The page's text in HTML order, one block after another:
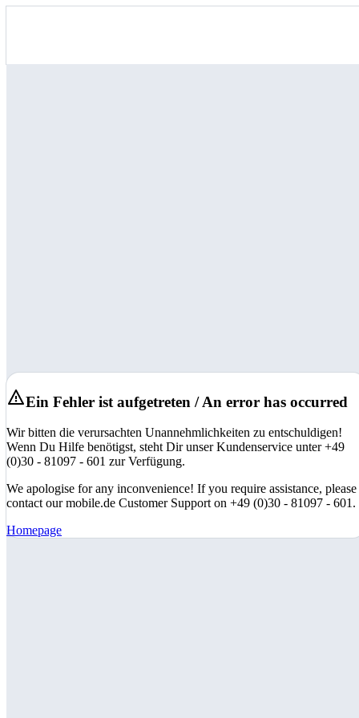
Ein Fehler ist aufgetreten / An error has occurred
Wir bitten die verursachten Unannehmlichkeiten zu entschuldigen!
Wenn Du Hilfe benötigst, steht Dir unser Kundenservice unter +49
(0)30 - 81097 - 601 zur Verfügung.
We apologise for any inconvenience! If you require assistance, please
contact our mobile.de Customer Support on +49 (0)30 - 81097 - 601.
Homepage